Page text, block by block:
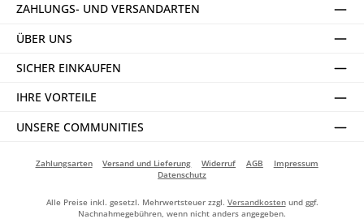
ZAHLUNGS- UND VERSANDARTEN
ÜBER UNS
SICHER EINKAUFEN
IHRE VORTEILE
UNSERE COMMUNITIES
Zahlungsarten Versand und Lieferung Widerruf AGB
Impressum
Datenschutz
Alle Preise inkl. gesetzl. Mehrwertsteuer zzgl. Versandkostenund ggf.
Nachnahmegebühren, wenn nicht anders angegeben.